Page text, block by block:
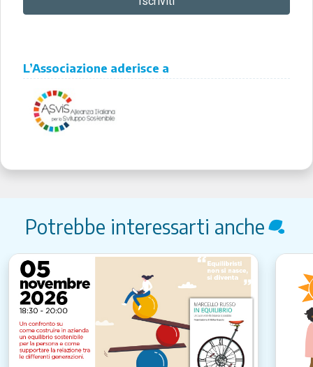
L’Associazione aderisce a
Potrebbe interessarti anche